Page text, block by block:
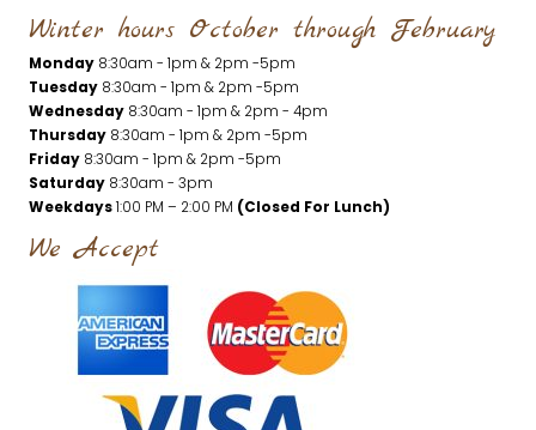
Winter hours October through February
Monday 8:30am - 1pm & 2pm -5pm
Tuesday 8:30am - 1pm & 2pm -5pm
Wednesday 8:30am - 1pm & 2pm - 4pm
Thursday 8:30am - 1pm & 2pm -5pm
Friday 8:30am - 1pm & 2pm -5pm
Saturday 8:30am - 3pm
Weekdays1:00 PM – 2:00 PM (Closed For Lunch)
We Accept